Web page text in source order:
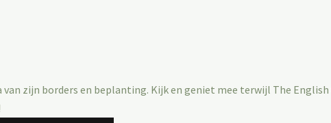
zijn borders en beplanting. Kijk en geniet mee terwijl The